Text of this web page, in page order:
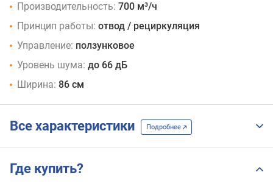
Производительность: 700 м³/ч
Принцип работы: отвод / рециркуляция
Управление: ползунковое
Уровень шума: до 66 дБ
Ширина: 86 см
Все характеристики Подробнее
Где купить?